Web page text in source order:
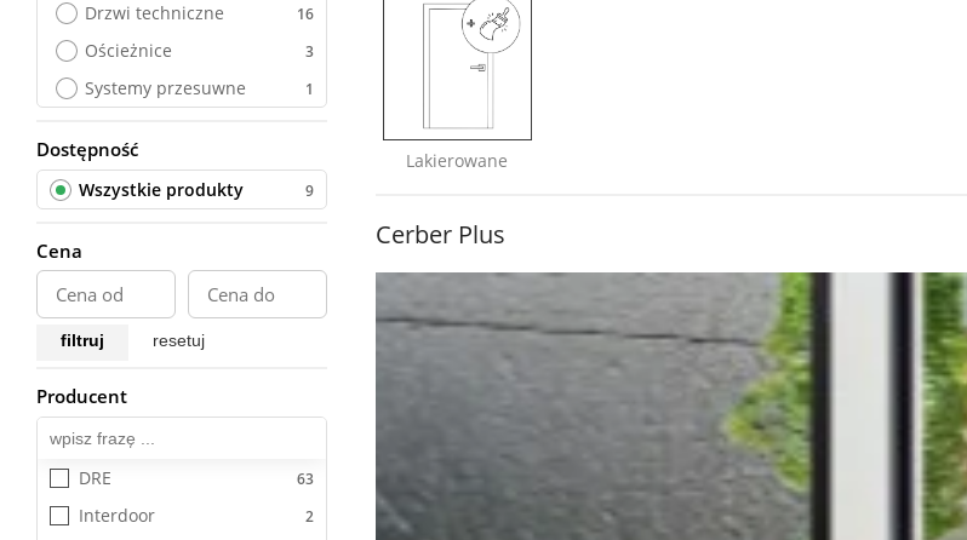
Drzwi techniczne
Ościeżnice
Systemy przesuwne
Dostępność
Wszystkie produkty
Cena
filtruj resetuj
Producent
DRE
Interdoor
Lakierowane
Cerber Plus